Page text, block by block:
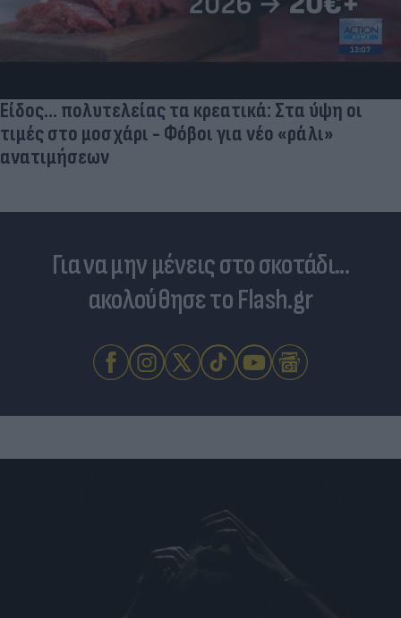
Είδος... πολυτελείας τα κρεατικά: Στα ύψη οι
τιμές στο μοσχάρι - Φόβοι για νέο «ράλι»
ανατιμήσεων
Για να μην μένεις στο σκοτάδι...
ακολούθησε το Flash.gr